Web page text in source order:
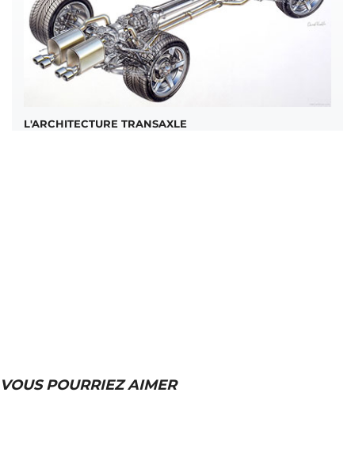
L'ARCHITECTURE TRANSAXLE
VOUS POURRIEZ AIMER